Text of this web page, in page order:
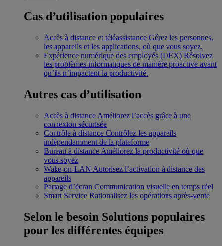
Cas d’utilisation populaires
Accès à distance et téléassistance Gérez les personnes,
les appareils et les applications, où que vous soyez.
Expérience numérique des employés (DEX) Résolvez
les problèmes informatiques de manière proactive avant
qu’ils n’impactent la productivité.
Autres cas d’utilisation
Accès à distance Améliorez l’accès grâce à une
connexion sécurisée
Contrôle à distance Contrôlez les appareils
indépendamment de la plateforme
Bureau à distance Améliorez la productivité où que
vous soyez
Wake-on-LAN Autorisez l’activation à distance des
appareils
Partage d’écran Communication visuelle en temps réel
Smart Service Rationalisez les opérations après-vente
Selon le besoin Solutions populaires
pour les différentes équipes